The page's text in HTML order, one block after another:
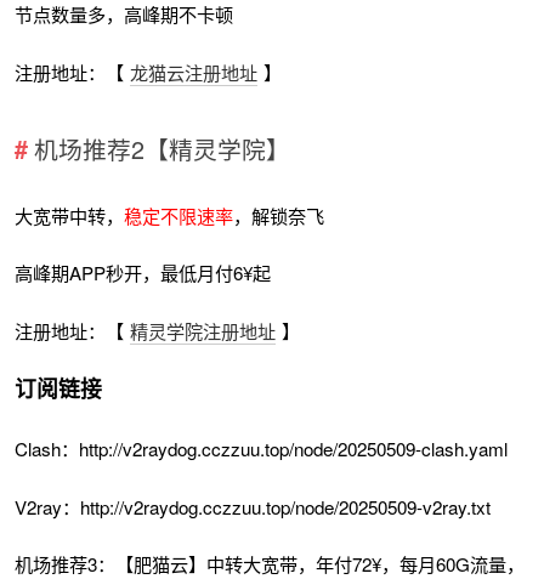
节点数量多，高峰期不卡顿
注册地址：【 龙猫云注册地址 】
机场推荐2【精灵学院】
大宽带中转，稳定不限速率，解锁奈飞
高峰期APP秒开，最低月付6¥起
注册地址：【 精灵学院注册地址 】
订阅链接
Clash：http://v2raydog.cczzuu.top/node/20250509-clash.yaml
V2ray：http://v2raydog.cczzuu.top/node/20250509-v2ray.txt
机场推荐3：【肥猫云】中转大宽带，年付72¥，每月60G流量，